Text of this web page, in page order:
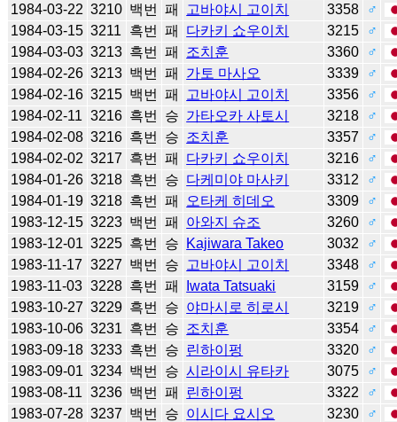
1984-03-22 3210 백번 패 고바야시 고이치 3358
♂
1984-03-15 3211 흑번 패 다카키 쇼우이치 3215
♂
1984-03-03 3213 흑번 패 조치훈 3360
♂
1984-02-26 3213 백번 패 가토 마사오 3339
♂
1984-02-16 3215 백번 패 고바야시 고이치 3356
♂
1984-02-11 3216 흑번 승 가타오카 사토시 3218
♂
1984-02-08 3216 흑번 승 조치훈 3357
♂
1984-02-02 3217 흑번 패 다카키 쇼우이치 3216
♂
1984-01-26 3218 흑번 승 다케미야 마사키 3312
♂
1984-01-19 3218 흑번 패 오타케 히데오 3309
♂
1983-12-15 3223 백번 패 아와지 슈조 3260
♂
1983-12-01 3225 흑번 승 Kajiwara Takeo 3032
♂
1983-11-17 3227 백번 승 고바야시 고이치 3348
♂
1983-11-03 3228 흑번 패 Iwata Tatsuaki 3159
♂
1983-10-27 3229 흑번 승 야마시로 히로시 3219
♂
1983-10-06 3231 흑번 승 조치훈 3354
♂
1983-09-18 3233 흑번 승 린하이펑 3320
♂
1983-09-01 3234 백번 승 시라이시 유타카 3075
♂
1983-08-11 3236 백번 패 린하이펑 3322
♂
1983-07-28 3237 백번 승 이시다 요시오 3230
♂